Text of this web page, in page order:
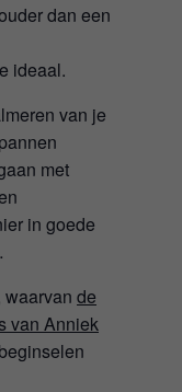
dan een
ideaal.
van je
met
in goede
waarvan de
van Anniek